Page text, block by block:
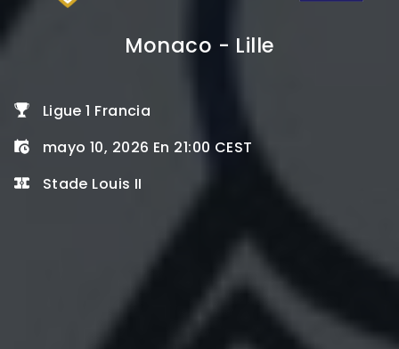
Monaco - Lille
Ligue 1 Francia
mayo 10, 2026 En 21:00 CEST
Stade Louis II